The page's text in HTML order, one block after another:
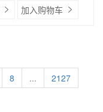
加入购物车
8 ...
2127